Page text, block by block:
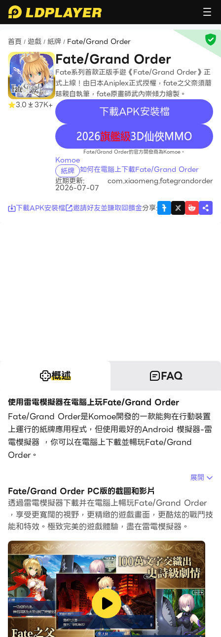
首頁 / 遊戲 / 紙牌 / Fate/Grand Order
3.0 37K+
Fate/Grand Order
Fate系列首款正版手遊《Fate/Grand Order》正
式上線！由日本Aniplex正式授權，fate之父奈須蘑
菇親自執筆，fate原畫師武內崇傾力繪製。
下載APK安裝檔
recommend
Fate/Grand Order的官方開發商為Komoe。
Komoe
紙牌 如何在電腦上下載Fate/Grand Order
近期更新:
2026-07-07
com.xiaomeng.fategrandorder
下載APK安裝檔 邀請好友並賺取回饋金分享:
概述 FAQ
使用雷電模擬器在電腦上玩Fate/Grand Order
Fate/Grand Order是Komoe開發的一款能夠在行動裝置
上運行的紙牌應用程式，但使用最好的Android 模擬器-雷
電模擬器 ，你可以在電腦上下載並暢玩Fate/Grand
Order。
在電腦上運行Fate/Grand Order，您可以在大螢幕上清
晰地瀏覽, 而用滑鼠和鍵盤操控應用程式比用觸摸屏鍵盤要
快得多，同時你將永遠不必擔心設備的電量問題。
通過多開和同步功能，你甚至可以在PC上運行多個應用程
而文件互傳功能讓分享圖像、影片和文件也變得非常容易。
下載Fate/Grand Order並在PC上運行。享受PC端的大
螢幕和高畫質畫質吧!
2017年，「近未來觀測透鏡·示巴」所觀測到的未來領域毫
無前兆地消失。
展開
Fate/Grand Order PC版的截圖和影片
透過雷電模擬器下載并在電腦上暢玩Fate/Grand Order
，享受更寬闊的視野，更精緻的遊戲畫面，更酷炫的戰鬥技
能和特效。極致完美的遊戲體驗，盡在雷電模擬器。